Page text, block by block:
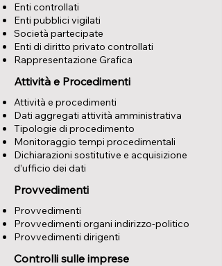
Enti controllati
Enti pubblici vigilati
Società partecipate
Enti di diritto privato controllati
Rappresentazione Grafica
Attività e Procedimenti
Attività e procedimenti
Dati aggregati attività amministrativa
Tipologie di procedimento
Monitoraggio tempi procedimentali
Dichiarazioni sostitutive e acquisizione
d’ufficio dei dati
Provvedimenti
Provvedimenti
Provvedimenti organi indirizzo-politico
Provvedimenti dirigenti
Controlli sulle imprese